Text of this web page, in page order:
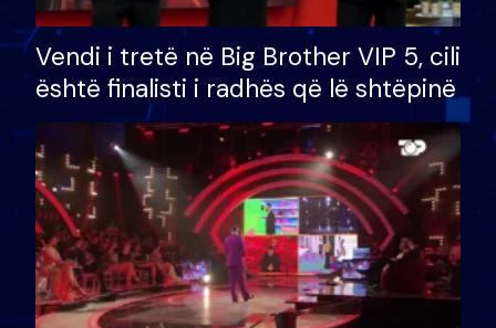
Vendi i tretë në Big Brother VIP 5, cili
është finalisti i radhës që lë shtëpinë